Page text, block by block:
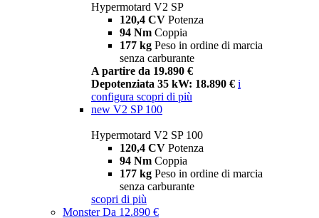
Hypermotard V2 SP
120,4 CV Potenza
94 Nm Coppia
177 kg Peso in ordine di marcia
senza carburante
A partire da 19.890 €
Depotenziata 35 kW: 18.890 € i
configura scopri di più
new V2 SP 100
Hypermotard V2 SP 100
120,4 CV Potenza
94 Nm Coppia
177 kg Peso in ordine di marcia
senza carburante
scopri di più
MonsterDa 12.890 €